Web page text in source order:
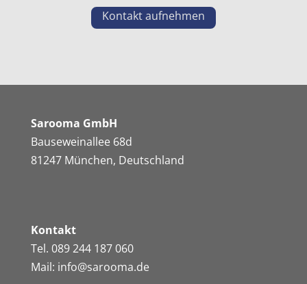
Kontakt aufnehmen
Sarooma GmbH
Bauseweinallee 68d
81247 München, Deutschland
Kontakt
Tel. 089 244 187 060
Mail: info@sarooma.de